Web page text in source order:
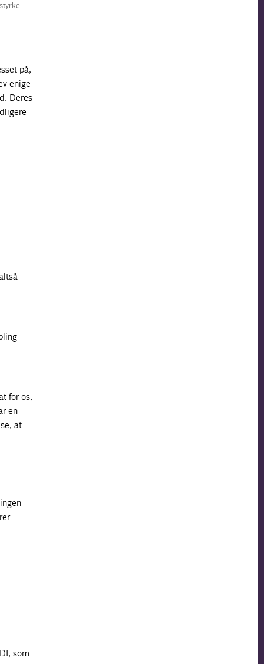
på,
enige
Deres
for os,
en
at
som